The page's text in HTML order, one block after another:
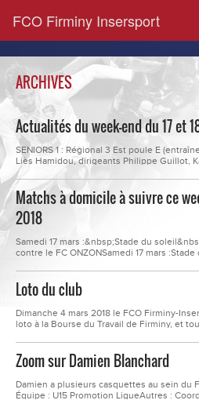
FCO Firminy Insersport
ARCHIVES
Actualités du week-end du 17 et
SENIORS 1 : Régional 3 Est poule E
Liès Hamidou, dirigeants Philippe Guillot,
l’extérieur en championnat contre
0SENIORS 2 : (entraîneur David Morel,
à domicile en championnat contre OC
Foot Loisir Promotion poule...
Matchs à domicile à suivre ce
2018
Samedi 17 mars :&nbsp;Stade du
contre le FC ONZONSamedi 17 mars :Stade
firmament à 19h30SENIORS D2
marsStade du soleil à 10h00U15 2
mars :Stade du soleil&nbsp; à 13h30U13...
Loto du club
Dimanche 4 mars 2018 le FCO Firminy-
loto à la Bourse du Travail de Firminy, et
insolite et gourmand wonderbox pour
télévision écran plat 107cm, drone,
et places ASSE,...
Zoom sur Damien Blanchard
Damien a plusieurs casquettes au sein du
Équipe : U15 Promotion LigueAutres :